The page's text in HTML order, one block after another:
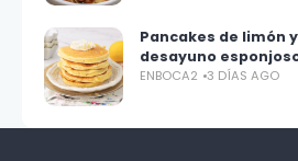
Pancakes de limón
desayuno
ENBOCA2 3 DÍAS AGO